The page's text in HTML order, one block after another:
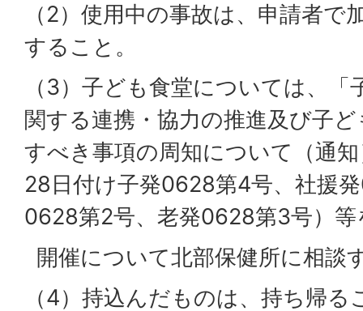
（2）使用中の事故は、申請者で
すること。
（3）子ども食堂については、
関する連携・協力の推進及び子
すべき事項の周知について（通
28日付け子発0628第4号、社援
0628第2号、老発0628第3号）
開催について北部保健所に相談
（4）持込んだものは、持ち帰る